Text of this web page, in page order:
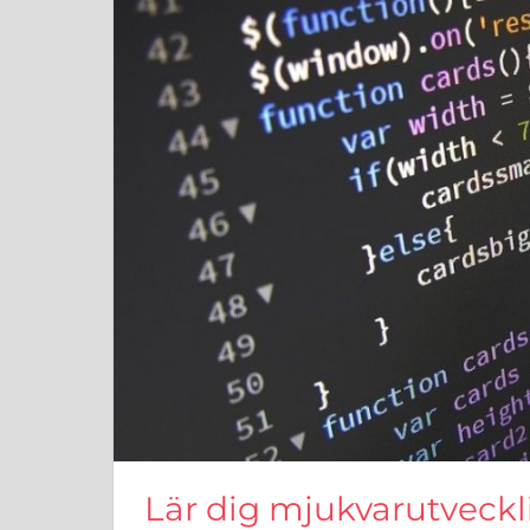
Lär dig